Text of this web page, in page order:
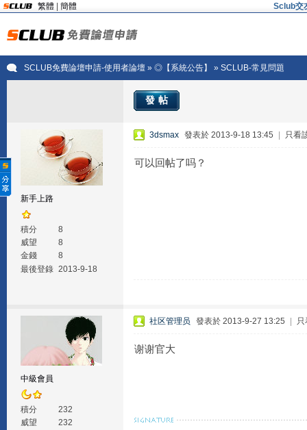
繁體 簡體 Sclub交
SCLUB免費論壇申請-使用者論壇» ◎【系統公告】 » SCLUB-常見問題
發帖
新手上路
積分
8
威望
8
金錢
8
最後登錄 2013-9-18
3dsmax 發表於 2013-9-18 13:45 只看
可以回帖了吗？
中級會員
積分
232
威望
232
社区管理员 發表於 2013-9-27 13:25 只
谢谢官大